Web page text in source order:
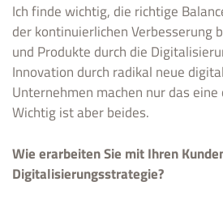
Ich finde wichtig, die richtige
der kontinuierlichen Verbesserung
und Produkte durch die
Innovation durch radikal neue
Unternehmen machen nur das
Wichtig ist aber beides.
Wie erarbeiten Sie mit Ihren
Digitalisierungsstrategie?